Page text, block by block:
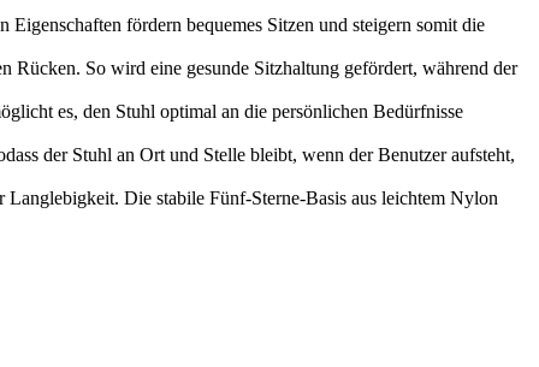
fördern bequemes Sitzen und steigern somit die
Rücken. So wird eine gesunde Sitzhaltung gefördert, während der
es, den Stuhl optimal an die persönlichen Bedürfnisse
der Stuhl an Ort und Stelle bleibt, wenn der Benutzer aufsteht,
Die stabile Fünf-Sterne-Basis aus leichtem Nylon